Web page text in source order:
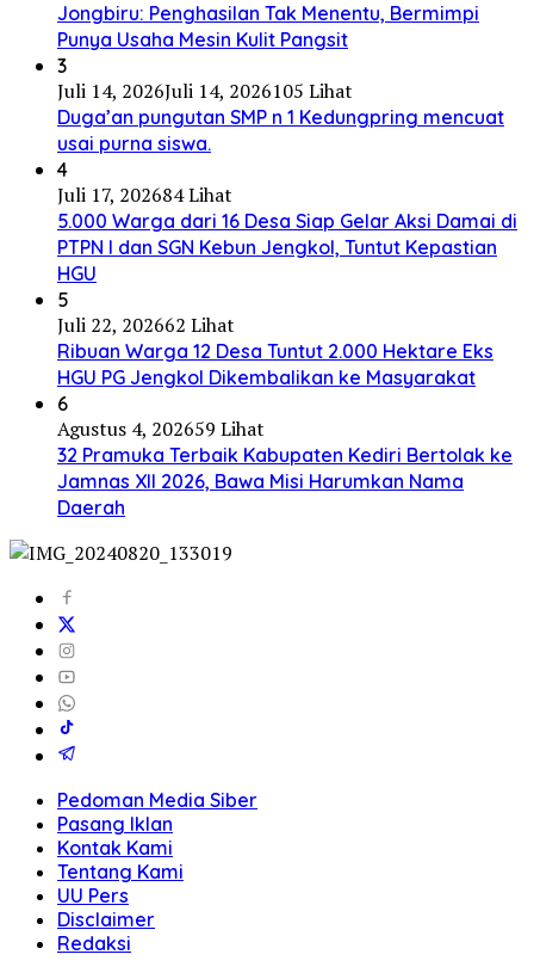
Jongbiru: Penghasilan Tak Menentu, Bermimpi
Punya Usaha Mesin Kulit Pangsit
3
Juli 14, 2026Juli 14, 2026105 Lihat
Duga’an pungutan SMP n 1 Kedungpring mencuat
usai purna siswa.
4
Juli 17, 202684 Lihat
5.000 Warga dari 16 Desa Siap Gelar Aksi Damai di
PTPN I dan SGN Kebun Jengkol, Tuntut Kepastian
HGU
5
Juli 22, 202662 Lihat
Ribuan Warga 12 Desa Tuntut 2.000 Hektare Eks
HGU PG Jengkol Dikembalikan ke Masyarakat
6
Agustus 4, 202659 Lihat
32 Pramuka Terbaik Kabupaten Kediri Bertolak ke
Jamnas XII 2026, Bawa Misi Harumkan Nama
Daerah
Pedoman Media Siber
Pasang Iklan
Kontak Kami
Tentang Kami
UU Pers
Disclaimer
Redaksi